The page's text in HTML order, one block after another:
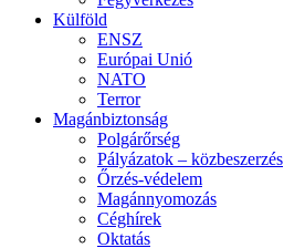
Külföld
ENSZ
Európai Unió
NATO
Terror
Magánbiztonság
Polgárőrség
Pályázatok – közbeszerzés
Őrzés-védelem
Magánnyomozás
Céghírek
Oktatás